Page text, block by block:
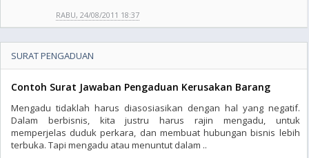
RABU, 24/08/2011 18:37
SURAT PENGADUAN
Contoh Surat Jawaban Pengaduan Kerusakan Barang
Mengadu tidaklah harus diasosiasikan dengan hal yang negatif.
Dalam berbisnis, kita justru harus rajin mengadu, untuk
memperjelas duduk perkara, dan membuat hubungan bisnis lebih
terbuka. Tapi mengadu atau menuntut dalam ..